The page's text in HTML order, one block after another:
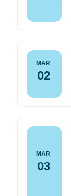
MAR
02
MAR
03